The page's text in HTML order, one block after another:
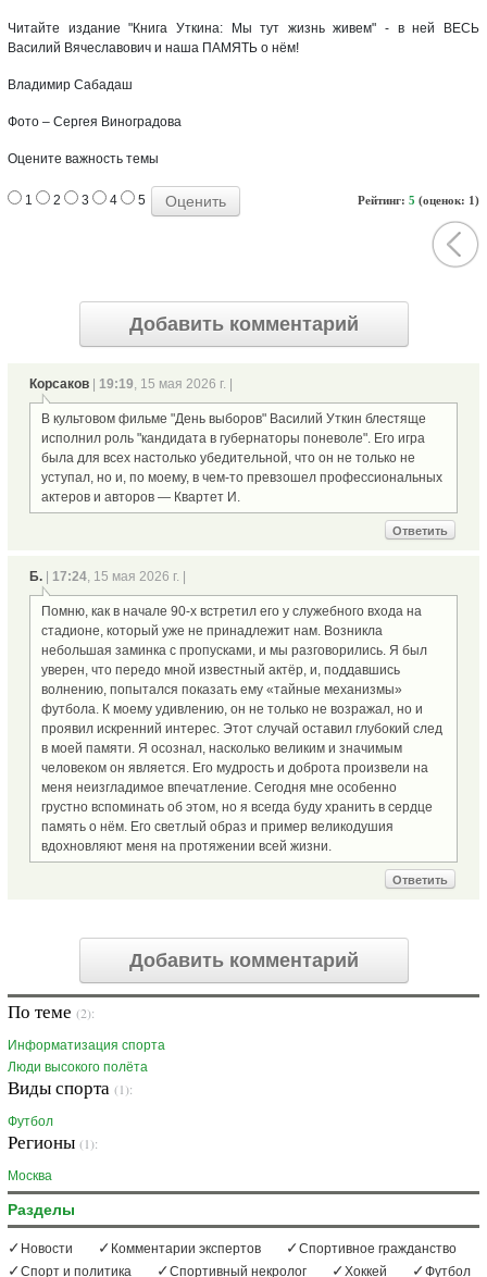
Читайте издание "Книга Уткина: Мы тут жизнь живем" - в ней ВЕСЬ
Василий Вячеславович и наша ПАМЯТЬ о нём!
Владимир Сабадаш
Фото – Сергея Виноградова
Оцените важность темы
Рейтинг: 5 (оценок: 1)
1 2 3 4 5
Добавить комментарий
Корсаков 19:19, 15 мая 2026 г. |
В культовом фильме "День выборов" Василий Уткин блестяще
исполнил роль "кандидата в губернаторы поневоле". Его игра
была для всех настолько убедительной, что он не только не
уступал, но и, по моему, в чем-то превзошел профессиональных
актеров и авторов — Квартет И.
Ответить
Б. 17:24, 15 мая 2026 г. |
Помню, как в начале 90-х встретил его у служебного входа на
стадионе, который уже не принадлежит нам. Возникла
небольшая заминка с пропусками, и мы разговорились. Я был
уверен, что передо мной известный актёр, и, поддавшись
волнению, попытался показать ему «тайные механизмы»
футбола. К моему удивлению, он не только не возражал, но и
проявил искренний интерес. Этот случай оставил глубокий след
в моей памяти. Я осознал, насколько великим и значимым
человеком он является. Его мудрость и доброта произвели на
меня неизгладимое впечатление. Сегодня мне особенно
грустно вспоминать об этом, но я всегда буду хранить в сердце
память о нём. Его светлый образ и пример великодушия
вдохновляют меня на протяжении всей жизни.
Ответить
Добавить комментарий
По теме (2):
Информатизация спорта
Люди высокого полёта
Виды спорта (1):
Футбол
Регионы (1):
Москва
Разделы
Новости Комментарии экспертов
Спортивное гражданство
Спорт и политика
Спортивный некролог Хоккей Футбол